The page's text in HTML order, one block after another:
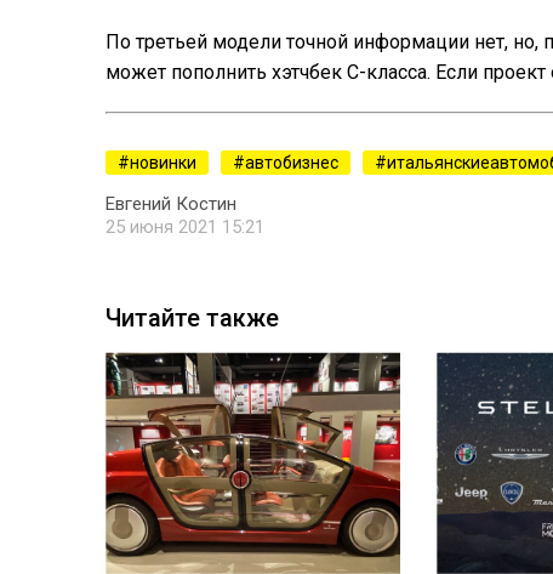
По третьей модели точной информации нет,
может пополнить хэтчбек C-класса. Если
новинки автобизнес
Евгений Костин
25 июня 2021 15:21
Читайте также